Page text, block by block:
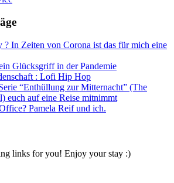
? In Zeiten von Corona ist das für mich eine
Glücksgriff in der Pandemie
: Lofi Hip Hop
“Enthüllung zur Mitternacht” (The
euch auf eine Reise mitnimmt
Pamela Reif und ich.
links for you! Enjoy your stay :)